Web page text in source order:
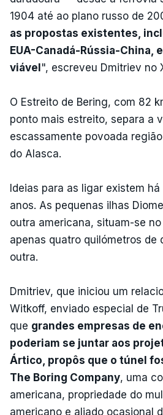
1904 até ao plano russo de
as propostas existentes,
EUA-Canadá-Rússia-China,
viável", escreveu Dmitriev no
O Estreito de Bering, com 82
ponto mais estreito, separa a
escassamente povoada
do Alasca.
Ideias para as ligar existem
anos. As pequenas ilhas
outra americana, situam-se
apenas quatro quilómetros de
outra.
Dmitriev, que iniciou um
Witkoff, enviado especial de
que grandes empresas de
poderiam se juntar aos
Ártico, propôs que o túnel
The Boring Company, uma
americana, propriedade do
americano e aliado ocasional